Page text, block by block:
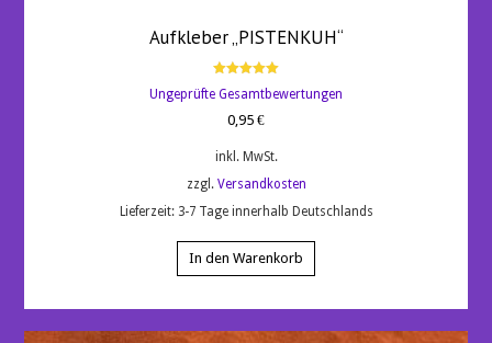
Aufkleber „PISTENKUH“
Bewertet
mit
von 5
Ungeprüfte Gesamtbewertungen
0,95 €
inkl. MwSt.
zzgl. Versandkosten
Lieferzeit: 3-7 Tage innerhalb Deutschlands
In den Warenkorb